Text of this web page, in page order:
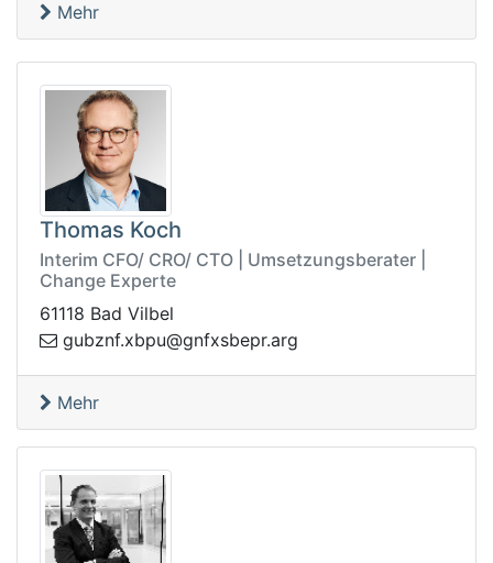
Mehr
Thomas Koch
Interim CFO/ CRO/ CTO | Umsetzungsberater |
Change Experte
61118 Bad Vilbel
gra.rpe
bsxfng@upbx.fnzbug
Mehr